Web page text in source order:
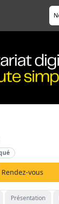
Rendez-vous
Présentation